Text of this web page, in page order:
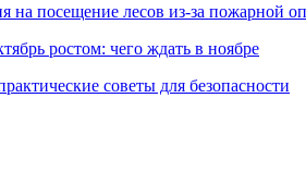
на посещение лесов из-за пожарной
ростом: чего ждать в ноябре
советы для безопасности